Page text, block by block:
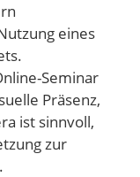
eines
Seminar
Präsenz,
ist sinnvoll,
zur